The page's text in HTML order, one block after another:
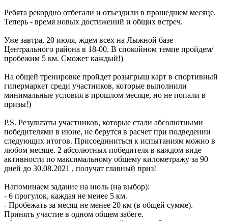
Ребята рекордно отбегали и отъездили в прошедшем месяце.
Теперь - время новых достижений и общих встреч.
Уже завтра, 20 июля, ждем всех на Лыжной базе
Центрального района в 18-00. В спокойном темпе пройдем/
пробежим 5 км. Сможет каждый!)
На общей тренировке пройдет розыгрыш карт в спортивный
гипермаркет среди участников, которые выполнили
минимальные условия в прошлом месяце, но не попали в
призы!)
P.S. Результаты участников, которые стали абсолютными
победителями в июне, не берутся в расчет при подведении
следующих итогов. Присоединиться к испытаниям можно в
любом месяце. 2 абсолютных победителя в каждом виде
активности по максимальному общему километражу за 90
дней до 30.08.2021 , получат главный приз!
Напоминаем задание на июль (на выбор):
- 6 прогулок, каждая не менее 5 км.
- Пробежать за месяц не менее 20 км (в общей сумме).
Принять участие в одном общем забеге.